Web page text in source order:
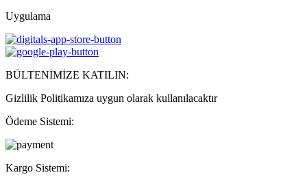
Uygulama
BÜLTENİMİZE KATILIN:
Gizlilik Politikamıza uygun olarak kullanılacaktır
Ödeme Sistemi:
Kargo Sistemi: